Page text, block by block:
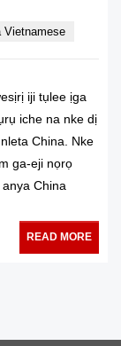
Vietnamese
iji tụlee ịga
iche na nke dị
China. Nke
ga-eji nọrọ
China
READ MORE